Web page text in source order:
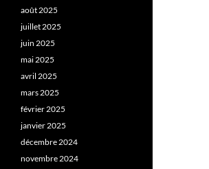
août 2025
juillet 2025
juin 2025
mai 2025
avril 2025
mars 2025
février 2025
janvier 2025
décembre 2024
novembre 2024